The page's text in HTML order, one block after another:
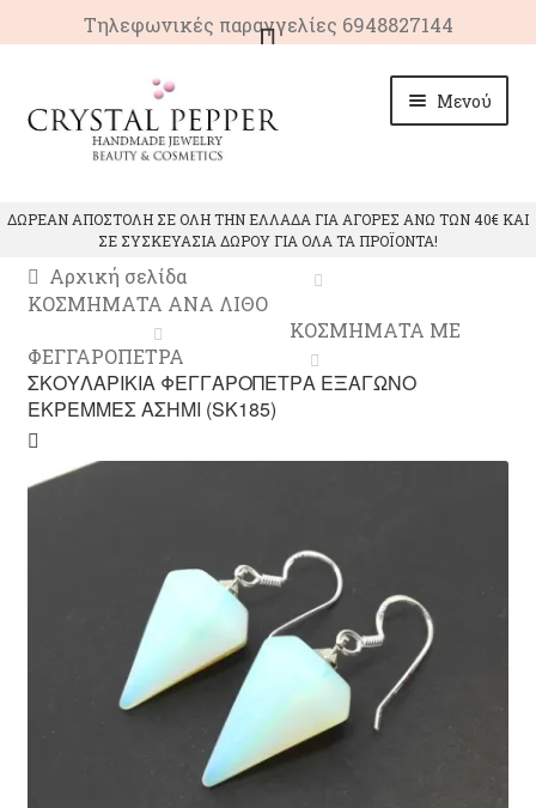
Τηλεφωνικές παραγγελίες 6948827144
μετάβαση
στην
πλοήγηση
σε
περιεχόμενο
Μενού
ΠΡΟΙΟΝΤΑ
ΙΔΙΟΤΗΤΕΣ ΚΡΥΣΤΑΛΛΩΝ
ΕΠΙΚΟΙΝΩΝΙΑ
ΔΩΡΕΑΝ ΑΠΟΣΤΟΛΗ ΣΕ ΟΛΗ ΤΗΝ ΕΛΛΑΔΑ ΓΙΑ ΑΓΟΡΕΣ ΑΝΩ ΤΩΝ 40€ ΚΑΙ
ΣΕ ΣΥΣΚΕΥΑΣΙΑ ΔΩΡΟΥ ΓΙΑ ΟΛΑ ΤΑ ΠΡΟΪΟΝΤΑ!
Αρχική σελίδα
ΚΟΣΜΗΜΑΤΑ ΑΝΑ ΛΙΘΟ
ΚΟΣΜΗΜΑΤΑ ΜΕ
ΦΕΓΓΑΡΟΠΕΤΡΑ
ΣΚΟΥΛΑΡΙΚΙΑ ΦΕΓΓΑΡΟΠΕΤΡΑ ΕΞΑΓΩΝΟ
ΕΚΡΕΜΜΕΣ ΑΣΗΜΙ (SK185)